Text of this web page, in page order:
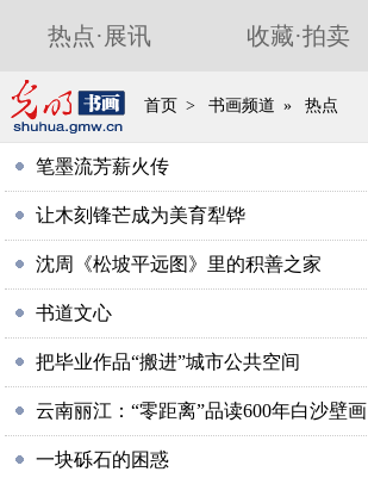
热点· 展讯 收藏·拍卖
首页 > 书画频道 » 热点
笔墨流芳薪火传
让木刻锋芒成为美育犁铧
沈周《松坡平远图》里的积善之家
书道文心
把毕业作品“搬进”城市公共空间
云南丽江：“零距离”品读600年白沙壁画
一块砾石的困惑